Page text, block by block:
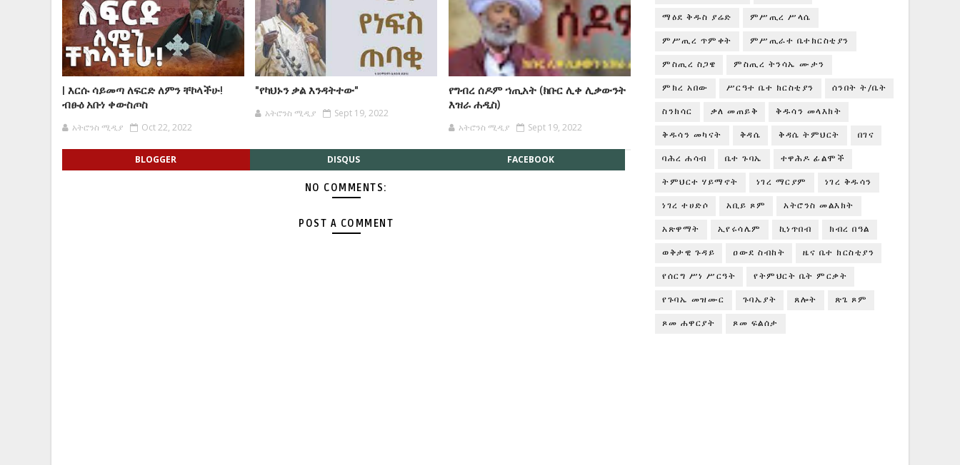
| እርሱ ሳይመጣ ለፍርድ ለምን ቸኮላችሁ!
ብፁዕ አቡነ ቀውስጦስ
አትሮንስ ሚዲያ Oct 22, 2022
"የካህኑን ቃል እንዳትተው"
አትሮንስ ሚዲያ Sept 19, 2022
የግብረ ሰዶም ኀጢአት (ክቡር ሊቀ ሊቃውንት
እዝራ ሐዲስ)
አትሮንስ ሚዲያ Sept 19, 2022
BLOGGER DISQUS FACEBOOK
NO COMMENTS:
POST A COMMENT
ማዕደ ቅዱስ ያሬድ ምሥጢረ ሥላሴ
ምሥጢረ ጥምቀት ምሥጢራተ ቤተክርስቲያን
ምስጢረ ስጋዌ ምስጢረ ትንሳኤ ሙታን
ምክረ አበው ሥርዓተ ቤተ ክርስቲያን ሰንበት ት/ቤት
ስንክሳር ቃለ መጠይቅ ቅዱሳን መላእክት
ቅዱሳን መካናት ቅዳሴ ቅዳሴ ትምህርት በገና
ባሕረ ሐሳብ ቤተ ጉባኤ ተዋሕዶ ፊልሞች
ትምህርተ ሃይማኖት ነገረ ማርያም ነገረ ቅዱሳን
ነገረ ተሀድሶ አቢይ ጾም አትሮንስ መልእክት
አጽዋማት ኢየሩሳሌም ኪነጥበብ ክብረ በዓል
ወቅታዊ ጉዳይ ዐውደ ስብከት ዜና ቤተ ክርስቲያን
የሰርግ ሥነ ሥርዓት የትምህርት ቤት ምርቃት
የጉባኤ መዝሙር ጉባኤያት ጸሎት ጽጌ ጾም
ጾመ ሐዋርያት ጾመ ፍልሰታ